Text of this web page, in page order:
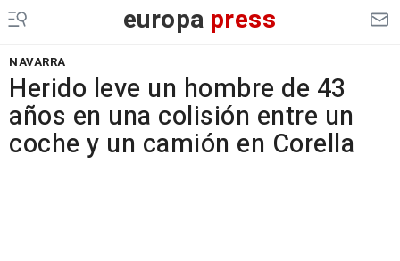
europa press
NAVARRA
Herido leve un hombre de 43
años en una colisión entre un
coche y un camión en Corella